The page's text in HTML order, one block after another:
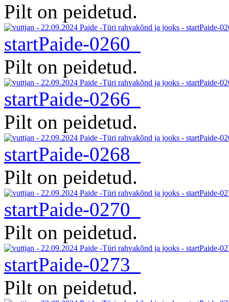
Pilt on peidetud.
startPaide-0260
Pilt on peidetud.
startPaide-0266
Pilt on peidetud.
startPaide-0268
Pilt on peidetud.
startPaide-0270
Pilt on peidetud.
startPaide-0273
Pilt on peidetud.